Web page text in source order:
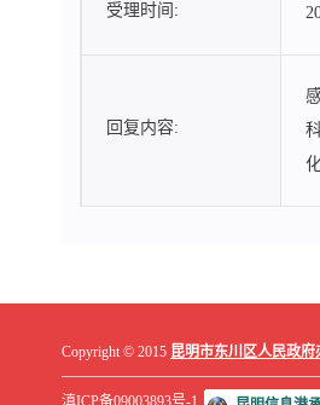
受理时间:
回复内容:
Copyright © 2015 昆明市东川区人民政府
滇ICP备09003893号-1